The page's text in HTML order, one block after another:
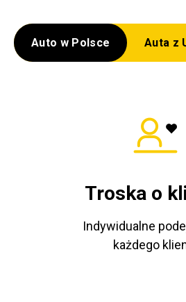
Auto w Polsce Auta z
Troska o
Indywidualne
każdego